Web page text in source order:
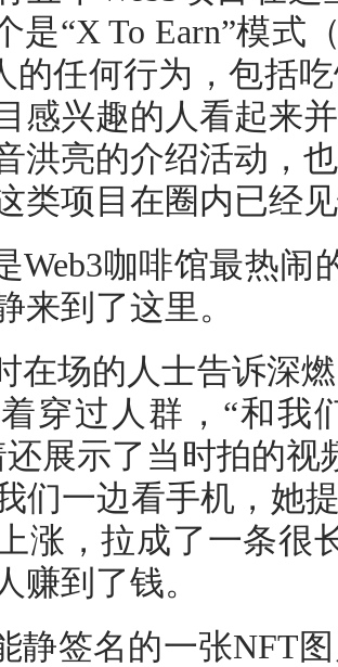
是“X To Earn”模式
的任何行为，包括
感兴趣的人看起来
洪亮的介绍活动，
类项目在圈内已经
Web3咖啡馆最热闹
来到了这里。
在场的人士告诉深
穿过人群，“和我
展示了当时拍的视
们一边看手机，她
涨，拉成了一条很
赚到了钱。
静签名的一张NFT